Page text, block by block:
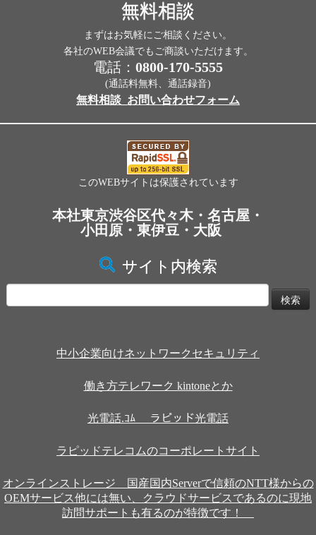
無料相談
まずはお気軽にご相談ください。
各社のWEB会議でもご商談いただけます。
電話： 0800-170-5555
(通話料無料、通話録音)
無料相談_お問い合わせフォーム
このWEBサイトは保護されています
本社東京渋谷区代々木・名古屋・
小田原・東伊豆・大阪
サイト内検索
索:
中小企業向けネットワークセキュリティ
働き方テレワーク kintoneとか
光電話.ｺﾑ ラピッド光電話
ラピッドテレコムのコーポレートサイト
オンラインストレージ 国産国内Serverで信頼のNTT様からの
OEMサービス他には無い、クラウドサービスであるのに現地
訪問サポートも有るのが特徴です！